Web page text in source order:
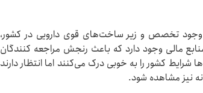
وجود تخصص و زیر ساخت‌های قوی دارویی در کشور،
مالی وجود دارد که باعث رنجش مراجعه کنندگان
کشور را به خوبی درک می‌کنند اما انتظار دارند
نیز مشاهده شود.